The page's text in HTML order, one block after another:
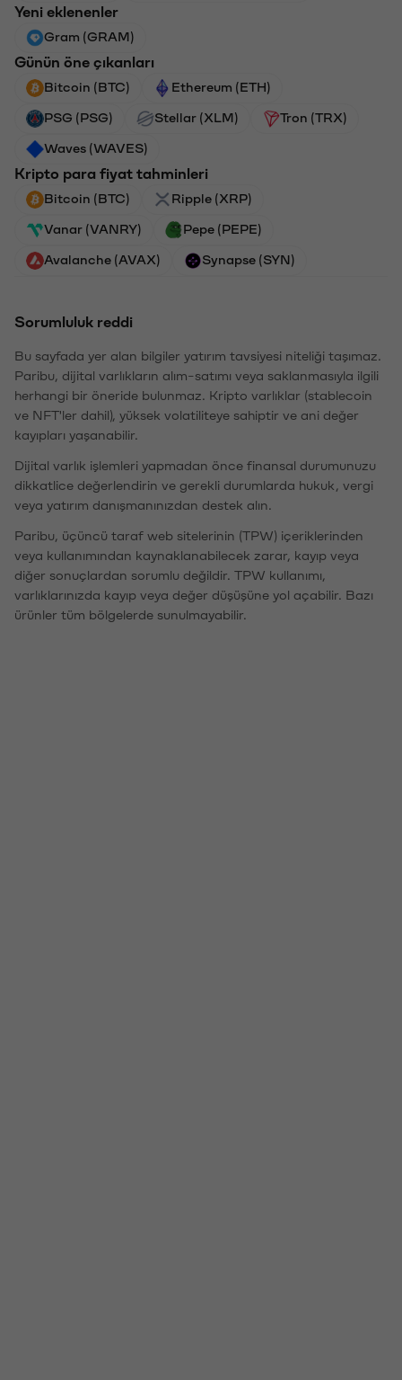
Yeni eklenenler
Gram (GRAM)
Günün öne çıkanları
Bitcoin (BTC) Ethereum (ETH)
PSG (PSG) Stellar (XLM) Tron (TRX)
Waves (WAVES)
Kripto para fiyat tahminleri
Bitcoin (BTC) Ripple (XRP)
Vanar (VANRY) Pepe (PEPE)
Avalanche (AVAX) Synapse (SYN)
Sorumluluk reddi
Bu sayfada yer alan bilgiler yatırım tavsiyesi niteliği taşımaz.
Paribu, dijital varlıkların alım-satımı veya saklanmasıyla ilgili
herhangi bir öneride bulunmaz. Kripto varlıklar (stablecoin
ve NFT'ler dahil), yüksek volatiliteye sahiptir ve ani değer
kayıpları yaşanabilir.
Dijital varlık işlemleri yapmadan önce finansal durumunuzu
dikkatlice değerlendirin ve gerekli durumlarda hukuk, vergi
veya yatırım danışmanınızdan destek alın.
Paribu, üçüncü taraf web sitelerinin (TPW) içeriklerinden
veya kullanımından kaynaklanabilecek zarar, kayıp veya
diğer sonuçlardan sorumlu değildir. TPW kullanımı,
varlıklarınızda kayıp veya değer düşüşüne yol açabilir. Bazı
ürünler tüm bölgelerde sunulmayabilir.